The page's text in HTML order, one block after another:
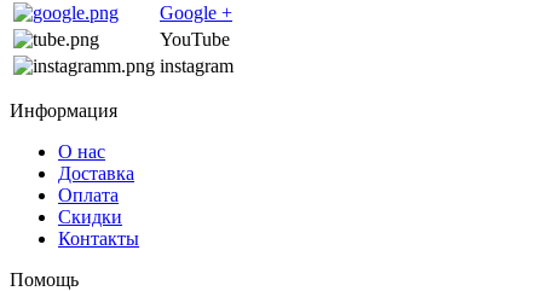
Google +
YouTube
instagram
Информация
О нас
Доставка
Оплата
Скидки
Контакты
Помощь